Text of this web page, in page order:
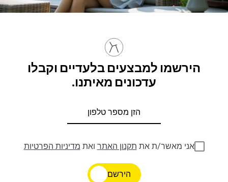
הירשמו למבצעים בלעדיים וקבלו
עדכונים מאיתנו.
אני מאשר/ת את תקנון האתר ואת מדיניות הפרטיות
הירשם